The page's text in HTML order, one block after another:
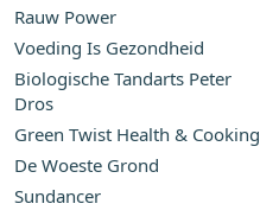
Rauw Power
Voeding Is Gezondheid
Biologische Tandarts Peter
Dros
Green Twist Health & Cooking
De Woeste Grond
Sundancer